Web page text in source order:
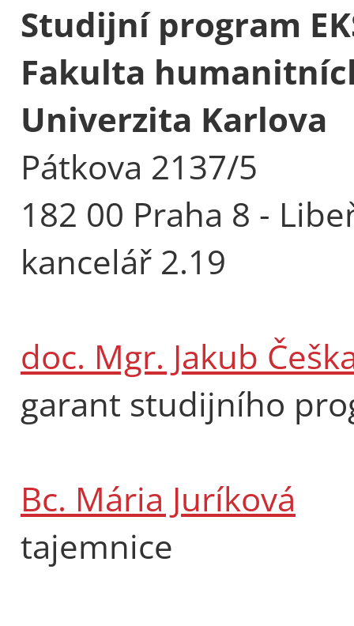
Studijní program
Fakulta
Univerzita Karlova
Pátkova 2137/5
182 00 Praha 8 -
kancelář 2.19
doc. Mgr. Jakub
garant studijního
Bc. Mária Juríková
tajemnice